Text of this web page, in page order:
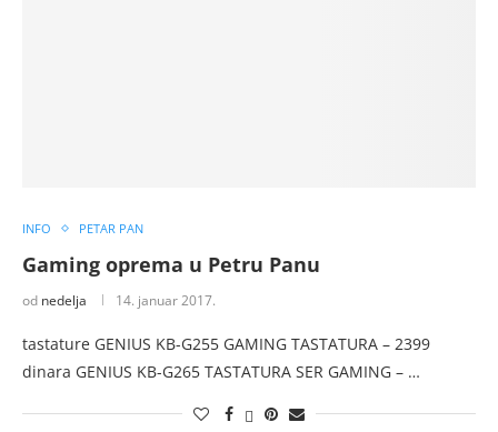
INFO PETAR PAN
Gaming oprema u Petru Panu
od nedelja 14. januar 2017.
tastature GENIUS KB-G255 GAMING TASTATURA – 2399
dinara GENIUS KB-G265 TASTATURA SER GAMING – …